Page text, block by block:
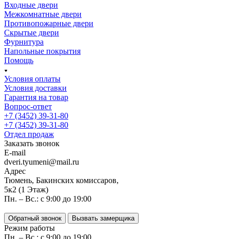
Входные двери
Межкомнатные двери
Противопожарные двери
Скрытые двери
Фурнитура
Напольные покрытия
Помощь
Условия оплаты
Условия доставки
Гарантия на товар
Вопрос-ответ
+7 (3452) 39-31-80
+7 (3452) 39-31-80
Отдел продаж
Заказать звонок
E-mail
dveri.tyumeni@mail.ru
Адрес
Тюмень, Бакинских комиссаров,
5к2 (1 Этаж)
Пн. – Вс.: с 9:00 до 19:00
Обратный звонок Вызвать замерщика
Режим работы